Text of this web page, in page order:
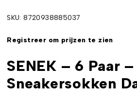
SKU:8720938885037
Registreer om prijzen te zien
SENEK – 6 Paar
Sneakersokken